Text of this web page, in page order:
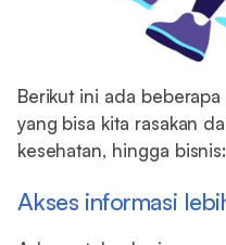
Berikut ini ada
yang bisa kita rasakan
kesehatan, hingga bisnis:
Akses informasi